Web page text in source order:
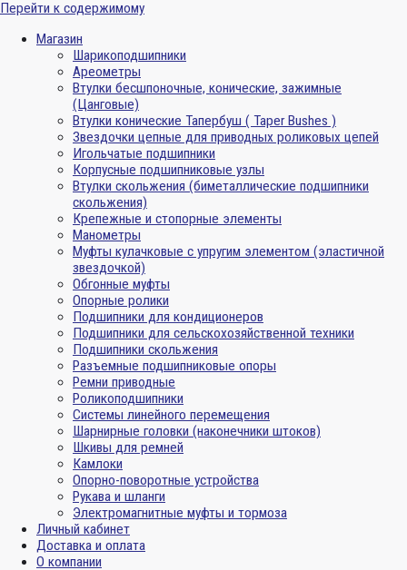
Перейти к содержимому
Магазин
Шарикоподшипники
Ареометры
Втулки бесшпоночные, конические, зажимные
(Цанговые)
Втулки конические Тапербуш ( Taper Bushes )
Звездочки цепные для приводных роликовых цепей
Игольчатые подшипники
Корпусные подшипниковые узлы
Втулки скольжения (биметаллические подшипники
скольжения)
Крепежные и стопорные элементы
Манометры
Муфты кулачковые с упругим элементом (эластичной
звездочкой)
Обгонные муфты
Опорные ролики
Подшипники для кондиционеров
Подшипники для сельскохозяйственной техники
Подшипники скольжения
Разъемные подшипниковые опоры
Ремни приводные
Роликоподшипники
Системы линейного перемещения
Шарнирные головки (наконечники штоков)
Шкивы для ремней
Камлоки
Опорно-поворотные устройства
Рукава и шланги
Электромагнитные муфты и тормоза
Личный кабинет
Доставка и оплата
О компании